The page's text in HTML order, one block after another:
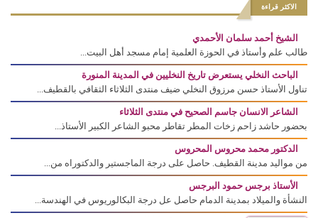
الاكثر قراءة
الشيخ أحمد سلمان الأحمدي
طالب علم وأستاذ في الحوزة العلمية إمام مسجد أهل البيت...
الباحث النخلي يستعرض تاريخ النخليين في المدينة المنورة
تناول الأستاذ حسن مرزوق النخلي ضيف منتدى الثلاثاء الثقافي بالقطيف...
الشاعر الانسان جاسم الصحيح في منتدى الثلاثاء
بحضور حاشد زاحم زخات المطر تقاطر محبو الشاعر الكبير الأستاذ...
الدكتور محمد محروس المحروس
من مواليد مدينة القطيف. حاصل على درجة الماجستير والدكتوراه من...
الأستاذ برجس حمود البرجس
النشأة والميلاد بمدينة الدمام حاصل عل درجة البكالوريوس في الهندسة...